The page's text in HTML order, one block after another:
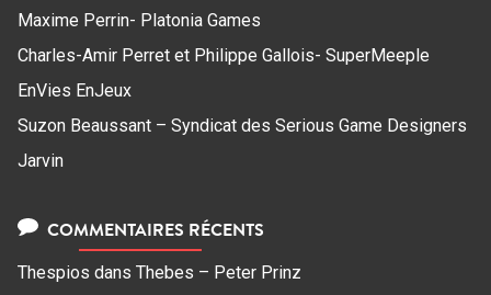
Maxime Perrin- Platonia Games
Charles-Amir Perret et Philippe Gallois- SuperMeeple
EnVies EnJeux
Suzon Beaussant – Syndicat des Serious Game Designers
Jarvin
COMMENTAIRES RÉCENTS
Thespios dans Thebes – Peter Prinz